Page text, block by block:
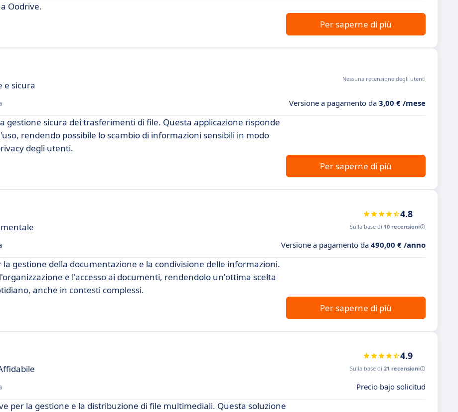
Oodrive.
Per saperne di più
e sicura
Nessuna recensione degli utenti
Versione a pagamento da 3,00 € /mese
gestione sicura dei trasferimenti di file. Questa applicazione risponde
rendendo possibile lo scambio di informazioni sensibili in modo
degli utenti.
Per saperne di più
4.8
Sulla base di 10 recensioni
Versione a pagamento da 490,00 € /anno
gestione della documentazione e la condivisione delle informazioni.
e l'accesso ai documenti, rendendolo un'ottima scelta
anche in contesti complessi.
Per saperne di più
4.9
Sulla base di 21 recensioni
Precio bajo solicitud
per la gestione e la distribuzione di file multimediali. Questa soluzione